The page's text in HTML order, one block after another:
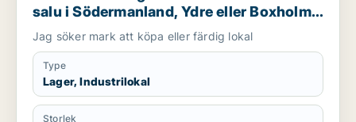
salu i Södermanland, Ydre eller Boxholm
m.fl.
Jag söker mark att köpa eller färdig lokal
Type
Lager, Industrilokal
Storlek